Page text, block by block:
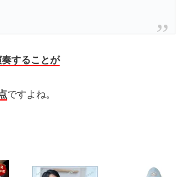
することが
ですよね。